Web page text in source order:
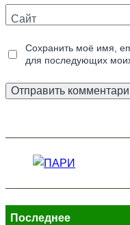
Сайт
Сохранить моё имя,
для последующих
Последнее